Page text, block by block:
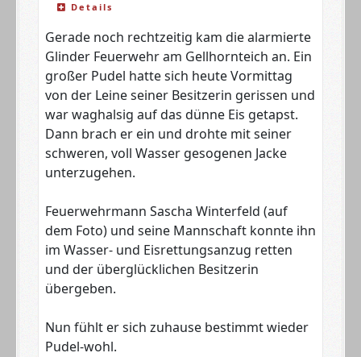
Details
Gerade noch rechtzeitig kam die alarmierte
Glinder Feuerwehr am Gellhornteich an. Ein
großer Pudel hatte sich heute Vormittag
von der Leine seiner Besitzerin gerissen und
war waghalsig auf das dünne Eis getapst.
Dann brach er ein und drohte mit seiner
schweren, voll Wasser gesogenen Jacke
unterzugehen.
Feuerwehrmann Sascha Winterfeld (auf
dem Foto) und seine Mannschaft konnte ihn
im Wasser- und Eisrettungsanzug retten
und der überglücklichen Besitzerin
übergeben.
Nun fühlt er sich zuhause bestimmt wieder
Pudel-wohl.